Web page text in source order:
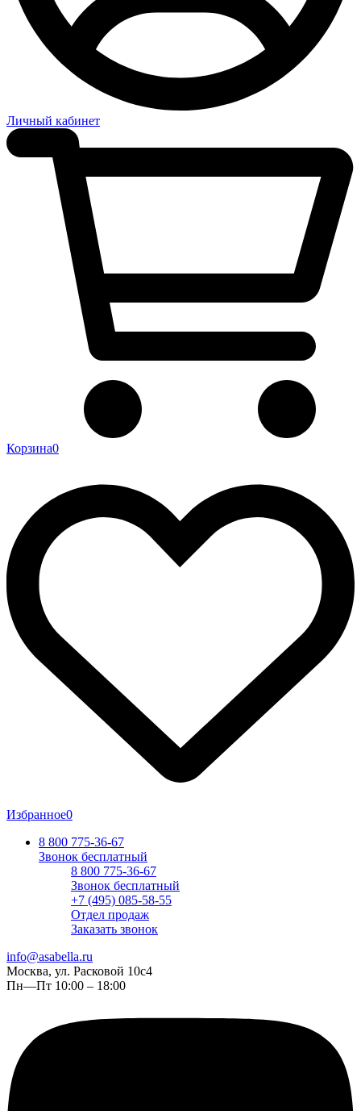
Личный кабинет
Корзина0
Избранное0
8 800 775-36-67
Звонок бесплатный
8 800 775-36-67
Звонок бесплатный
+7 (495) 085-58-55
Отдел продаж
Заказать звонок
info@asabella.ru
Москва, ул. Расковой 10с4
Пн—Пт 10:00 – 18:00